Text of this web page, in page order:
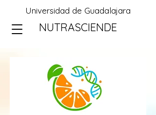
Universidad de Guadalajara
NUTRASCIENDE